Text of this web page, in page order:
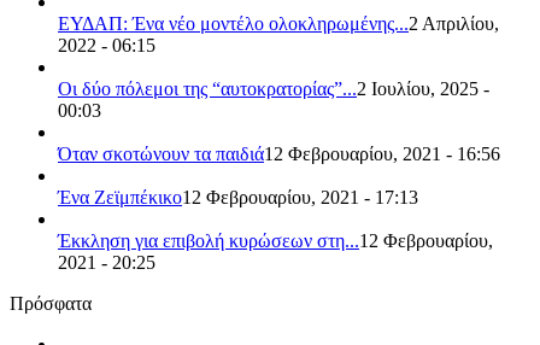
ΕΥΔΑΠ: Ένα νέο μοντέλο ολοκληρωμένης...2 Απριλίου,
2022 - 06:15
Οι δύο πόλεμοι της “αυτοκρατορίας”...2 Ιουλίου, 2025 -
00:03
Όταν σκοτώνουν τα παιδιά12 Φεβρουαρίου, 2021 - 16:56
Ένα Ζεϊμπέκικο12 Φεβρουαρίου, 2021 - 17:13
Έκκληση για επιβολή κυρώσεων στη...12 Φεβρουαρίου,
2021 - 20:25
Πρόσφατα